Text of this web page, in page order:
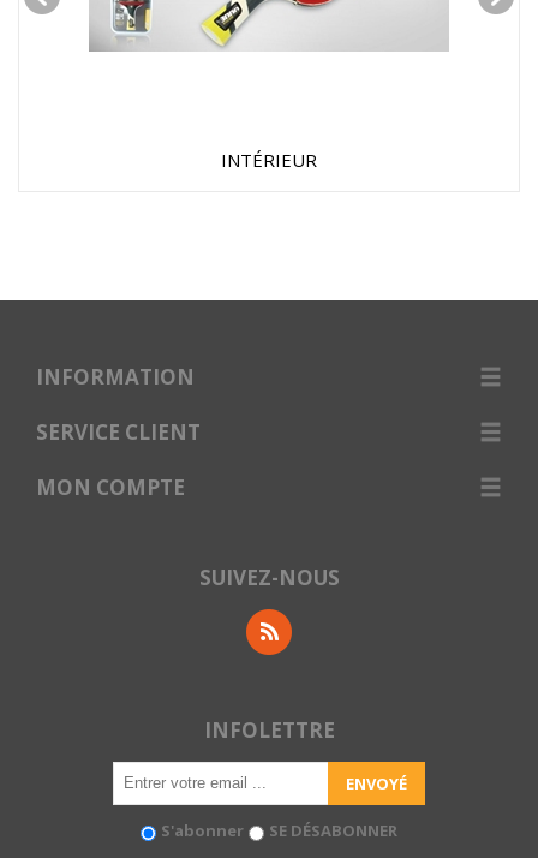
INTÉRIEUR
INFORMATION
SERVICE CLIENT
MON COMPTE
SUIVEZ-NOUS
INFOLETTRE
S'abonner SE DÉSABONNER